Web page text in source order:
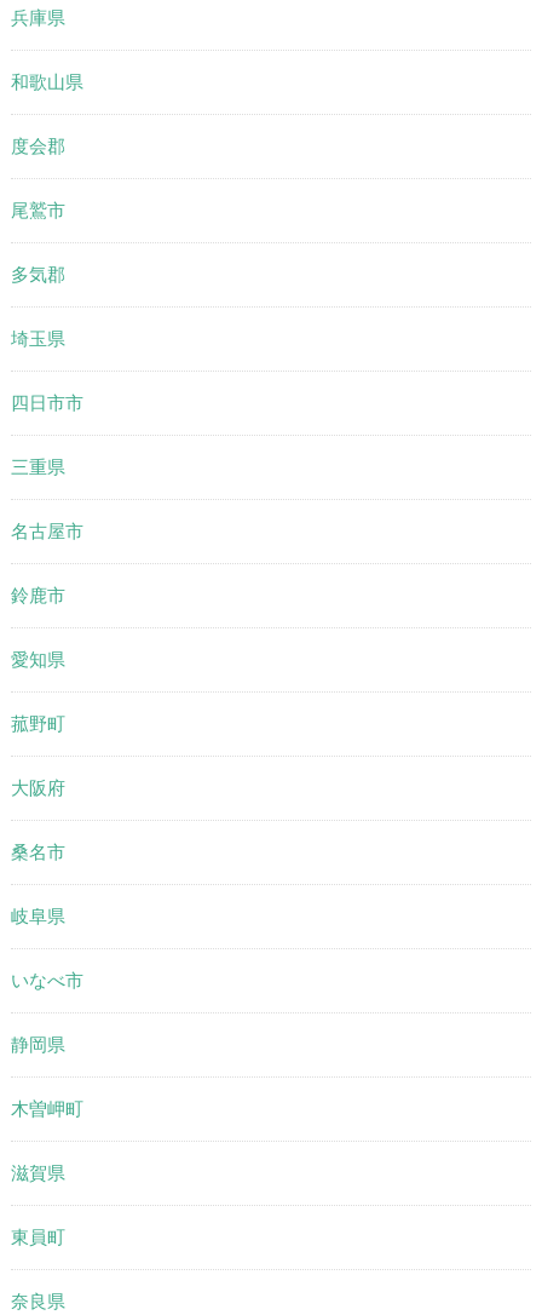
兵庫県
和歌山県
度会郡
尾鷲市
多気郡
埼玉県
四日市市
三重県
名古屋市
鈴鹿市
愛知県
菰野町
大阪府
桑名市
岐阜県
いなべ市
静岡県
木曽岬町
滋賀県
東員町
奈良県